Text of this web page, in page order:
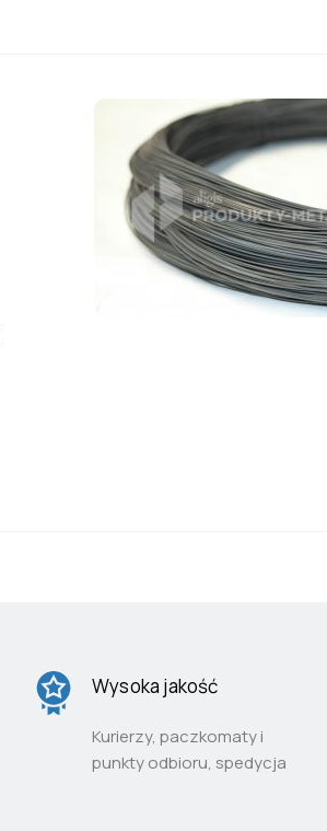
Wysoka jakość
Kurierzy, paczkomaty i
punkty odbioru, spedycja